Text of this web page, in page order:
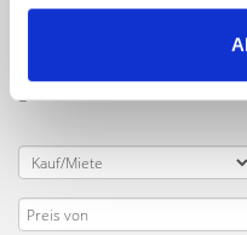
Suchkriterien in das
sobald wir eine
gefunden haben.